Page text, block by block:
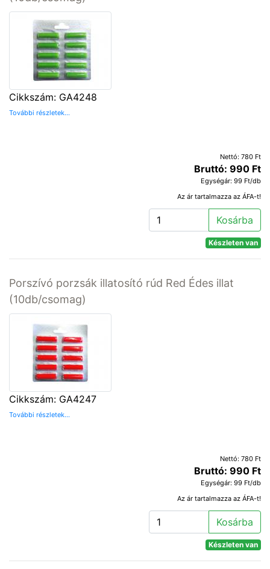
Cikkszám: GA4248
További részletek...
Nettó: 780 Ft
Bruttó: 990 Ft
Egységár: 99 Ft/db
Az ár tartalmazza az ÁFA-t!
Kosárba
Készleten van
Porszívó porzsák illatosító rúd Red Édes illat
(10db/csomag)
Cikkszám: GA4247
További részletek...
Nettó: 780 Ft
Bruttó: 990 Ft
Egységár: 99 Ft/db
Az ár tartalmazza az ÁFA-t!
Kosárba
Készleten van